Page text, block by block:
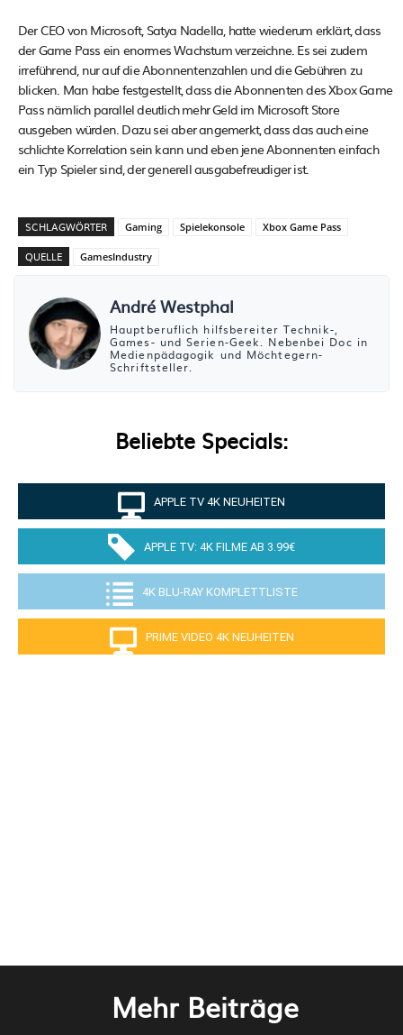
Der CEO von Microsoft, Satya Nadella, hatte wiederum erklärt, dass
der Game Pass ein enormes Wachstum verzeichne. Es sei zudem
irreführend, nur auf die Abonnentenzahlen und die Gebühren zu
blicken. Man habe festgestellt, dass die Abonnenten des Xbox Game
Pass nämlich parallel deutlich mehr Geld im Microsoft Store
ausgeben würden. Dazu sei aber angemerkt, dass das auch eine
schlichte Korrelation sein kann und eben jene Abonnenten einfach
ein Typ Spieler sind, der generell ausgabefreudiger ist.
SCHLAGWÖRTER Gaming Spielekonsole Xbox Game Pass
QUELLE GamesIndustry
André Westphal
Hauptberuflich hilfsbereiter Technik-,
Games- und Serien-Geek. Nebenbei Doc in
Medienpädagogik und Möchtegern-
Schriftsteller.
Beliebte Specials:
APPLE TV 4K NEUHEITEN
APPLE TV: 4K FILME AB 3.99€
4K BLU-RAY KOMPLETTLISTE
PRIME VIDEO 4K NEUHEITEN
Mehr Beiträge